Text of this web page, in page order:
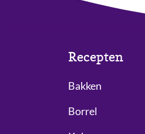
Recepten
Bakken
Borrel